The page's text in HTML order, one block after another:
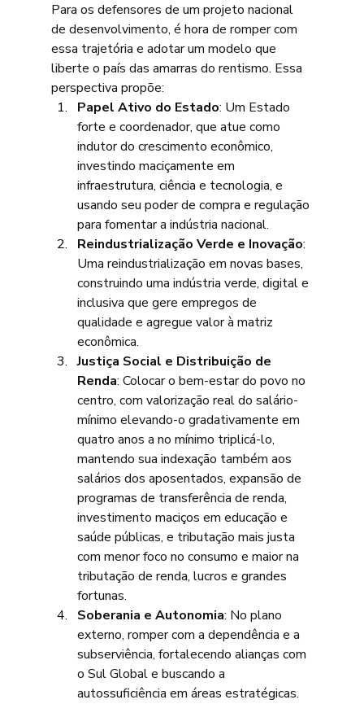
Para os defensores de um projeto nacional
de desenvolvimento, é hora de romper com
essa trajetória e adotar um modelo que
liberte o país das amarras do rentismo. Essa
perspectiva propõe:
Papel Ativo do Estado: Um Estado
forte e coordenador, que atue como
indutor do crescimento econômico,
investindo maciçamente em
infraestrutura, ciência e tecnologia, e
usando seu poder de compra e regulação
para fomentar a indústria nacional.
Reindustrialização Verde e Inovação:
Uma reindustrialização em novas bases,
construindo uma indústria verde, digital e
inclusiva que gere empregos de
qualidade e agregue valor à matriz
econômica.
Justiça Social e Distribuição de
Renda: Colocar o bem-estar do povo no
centro, com valorização real do salário-
mínimo elevando-o gradativamente em
quatro anos a no mínimo triplicá-lo,
mantendo sua indexação também aos
salários dos aposentados, expansão de
programas de transferência de renda,
investimento maciços em educação e
saúde públicas, e tributação mais justa
com menor foco no consumo e maior na
tributação de renda, lucros e grandes
fortunas.
Soberania e Autonomia: No plano
externo, romper com a dependência e a
subserviência, fortalecendo alianças com
o Sul Global e buscando a
autossuficiência em áreas estratégicas.